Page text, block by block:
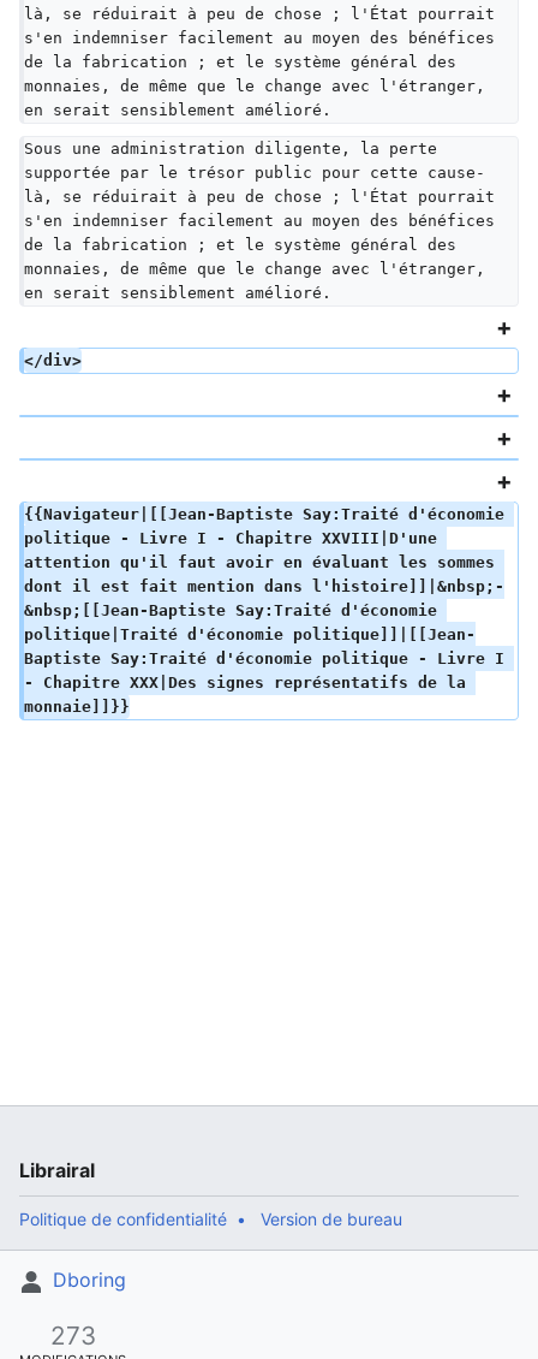
là, se réduirait à peu de chose ; l'État pourrait
s'en indemniser facilement au moyen des bénéfices
de la fabrication ; et le système général des
monnaies, de même que le change avec l'étranger,
en serait sensiblement amélioré.
Sous une administration diligente, la perte
supportée par le trésor public pour cette cause-
là, se réduirait à peu de chose ; l'État pourrait
s'en indemniser facilement au moyen des bénéfices
de la fabrication ; et le système général des
monnaies, de même que le change avec l'étranger,
en serait sensiblement amélioré.
</div>
{{Navigateur|[[Jean-Baptiste Say:Traité d'économie
politique - Livre I - Chapitre XXVIII|D'une
attention qu'il faut avoir en évaluant les sommes
dont il est fait mention dans l'histoire]]|&nbsp;-
&nbsp;[[Jean-Baptiste Say:Traité d'économie
politique|Traité d'économie politique]]|[[Jean-
Baptiste Say:Traité d'économie politique - Livre I
- Chapitre XXX|Des signes représentatifs de la
monnaie]]}}
Dboring
273
Librairal
Politique de confidentialité Version de bureau